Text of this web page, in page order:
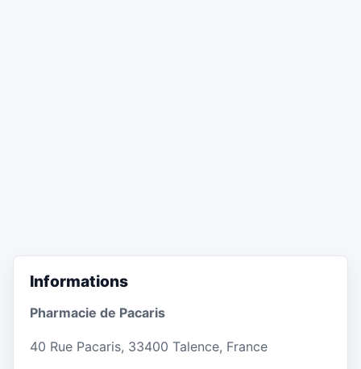
Informations
Pharmacie de Pacaris
40 Rue Pacaris, 33400 Talence, France